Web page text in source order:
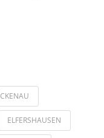
ELFERSHAUSEN